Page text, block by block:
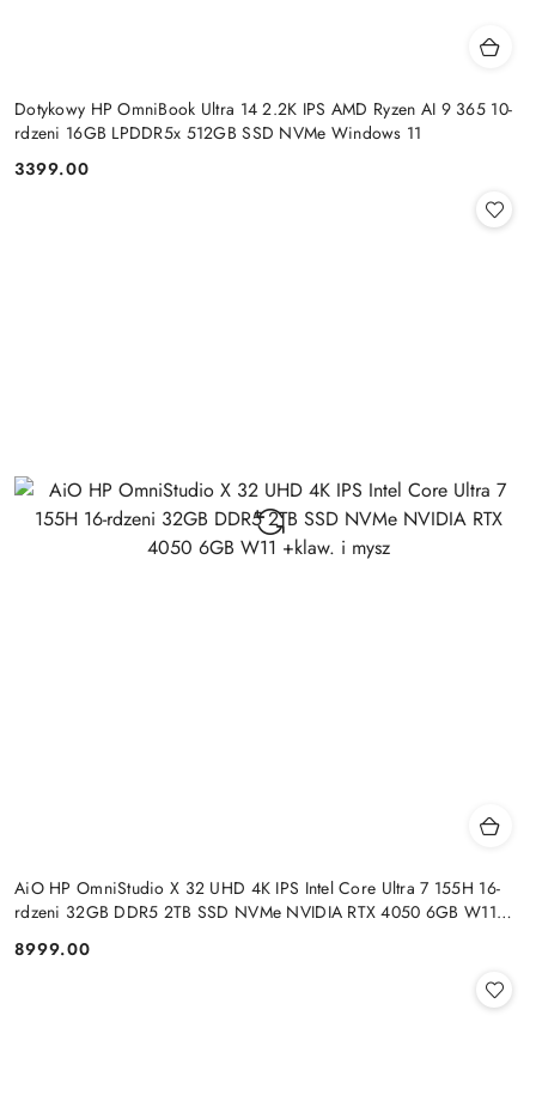
Dotykowy HP OmniBook Ultra 14 2.2K IPS AMD Ryzen AI 9 365 10-
rdzeni 16GB LPDDR5x 512GB SSD NVMe Windows 11
Cena:
3399.00
AiO HP OmniStudio X 32 UHD 4K IPS Intel Core Ultra 7 155H 16-
rdzeni 32GB DDR5 2TB SSD NVMe NVIDIA RTX 4050 6GB W11
Cena:
8999.00